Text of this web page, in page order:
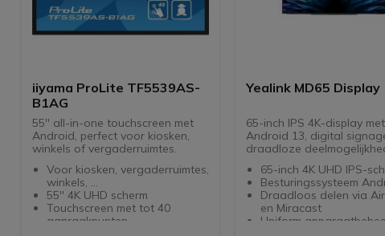
iiyama ProLite TF5539AS-
B1AG
55'' all-in-one touchscreen met
Android, perfect voor kiosken,
winkels of vergaderruimtes.
Voor kiosken, vergaderruimtes,
winkels, ...
55'' 4K UHD scherm
Touchscreen met tot 40
aanraakpunten
Yealink MD65 Display
65-inch IPS 4K-display met
Android 13, digital
draadloze
65-inch 4K UHD IPS-
Besturingssysteem
Draadloos delen via
en Miracast
Uniform